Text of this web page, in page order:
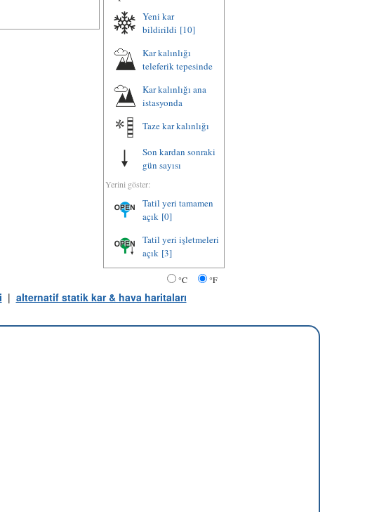
Yeni kar
bildirildi [10]
Kar kalınlığı
teleferik tepesinde
Kar kalınlığı ana
istasyonda
Taze kar kalınlığı
Son kardan sonraki
gün sayısı
Yerini göster:
Tatil yeri tamamen
açık [0]
Tatil yeri işletmeleri
açık [3]
°C °F
| alternatif statik kar & hava haritaları